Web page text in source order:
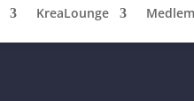
KreaLounge